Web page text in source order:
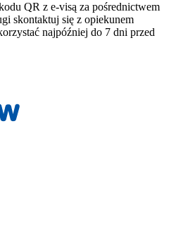
QR z e-visą za pośrednictwem
skontaktuj się z opiekunem
najpóźniej do 7 dni przed